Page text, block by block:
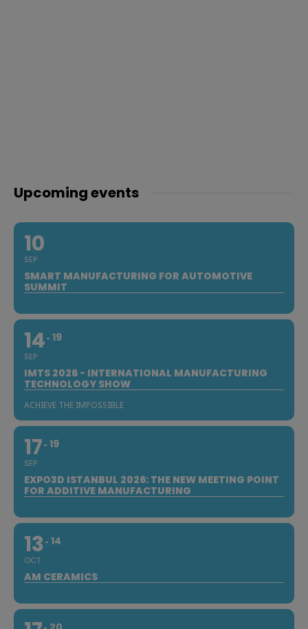
Upcoming events
10
SEP
SMART MANUFACTURING FOR AUTOMOTIVE
SUMMIT
14
SEP
19
IMTS 2026 - INTERNATIONAL MANUFACTURING
TECHNOLOGY SHOW
ACHIEVE THE IMPOSSIBLE
17
SEP
19
EXPO3D ISTANBUL 2026: THE NEW MEETING POINT
FOR ADDITIVE MANUFACTURING
13
OCT
14
AM CERAMICS